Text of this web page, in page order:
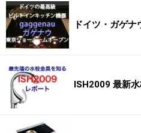
ドイツ・ガゲ
ISH2009 最新